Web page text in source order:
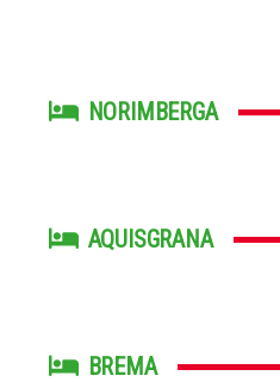
NORIMBERGA
AQUISGRANA
BREMA